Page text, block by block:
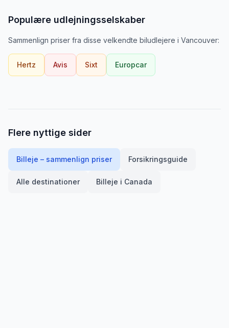
Populære udlejningsselskaber
Sammenlign priser fra disse velkendte biludlejere i Vancouver:
Hertz Avis Sixt Europcar
Flere nyttige sider
Billeje – sammenlign priser Forsikringsguide
Alle destinationer Billeje i Canada